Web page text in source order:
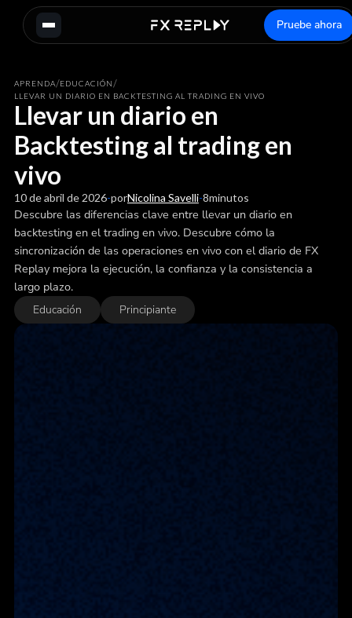
Pruebe ahora
APRENDA/EDUCACIÓN/
LLEVAR UN DIARIO EN BACKTESTING AL TRADING EN VIVO
Llevar un diario en
Backtesting al trading en
vivo
10 de abril de 2026-porNicolina Savelli-8minutos
Descubre las diferencias clave entre llevar un diario en
backtesting en el trading en vivo. Descubre cómo la
sincronización de las operaciones en vivo con el diario de FX
Replay mejora la ejecución, la confianza y la consistencia a
largo plazo.
Educación Principiante